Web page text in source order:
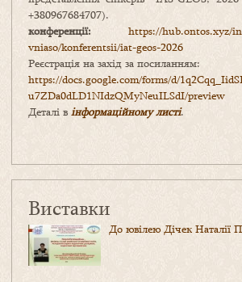
конференції: https://hub.ontos.xyz/
vniaso/konferentsii/iat-geos-2026
Реєстрація на захід за посиланням:
https://docs.google.com/forms/d/
u7ZDa0dLD1NIdzQMyNeuILSdI/preview
Деталі в інформаційному листі.
Виставки
До ювілею Дічек Наталії